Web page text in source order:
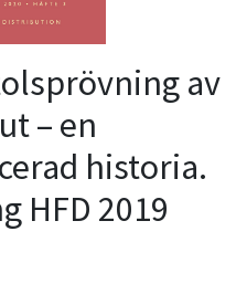
av
– en
historia.
HFD 2019